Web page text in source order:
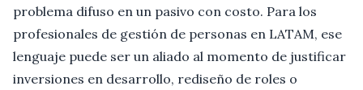
problema difuso en un pasivo con costo. Para los
profesionales de gestión de personas en LATAM, ese
lenguaje puede ser un aliado al momento de justificar
inversiones en desarrollo, rediseño de roles o